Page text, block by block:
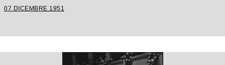
07 DICEMBRE 1951